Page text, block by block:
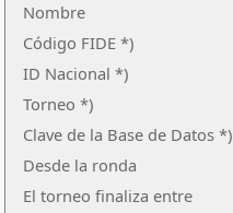
Nombre
Código FIDE *)
ID Nacional *)
Torneo *)
Clave de la Base de Datos *)
Desde la ronda
El torneo finaliza entre